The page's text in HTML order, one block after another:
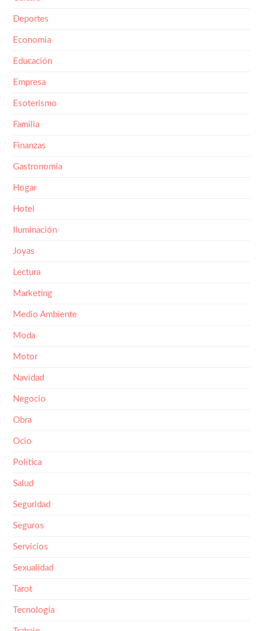
Deportes
Economia
Educación
Empresa
Esoterismo
Familia
Finanzas
Gastronomia
Hogar
Hotel
Iluminación
Joyas
Lectura
Marketing
Medio Ambiente
Moda
Motor
Navidad
Negocio
Obra
Ocio
Política
Salud
Seguridad
Seguros
Servicios
Sexualidad
Tarot
Tecnología
Trabajo